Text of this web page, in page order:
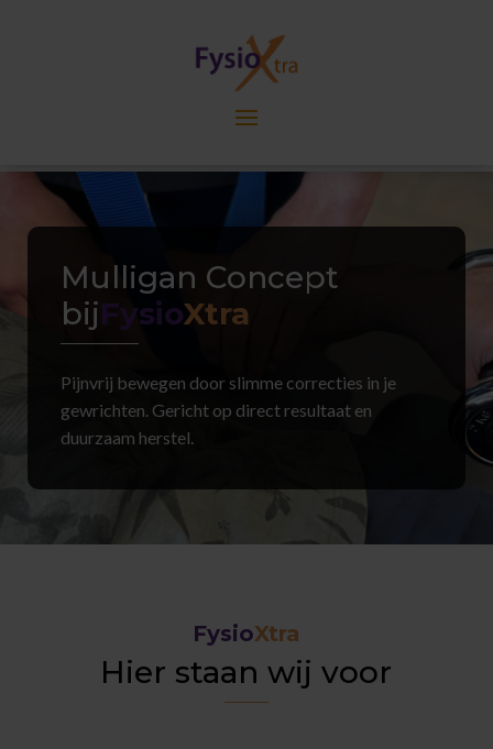
Mulligan Concept
bijFysioXtra
Pijnvrij bewegen door slimme correcties in je
gewrichten. Gericht op direct resultaat en
duurzaam herstel.
FysioXtra
Hier staan wij voor